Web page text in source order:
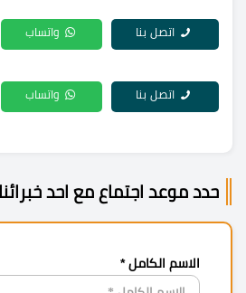
اتصل بنا واتساب
اتصل بنا واتساب
حدد موعد اجتماع مع احد خبرائنا
الاسم الكامل *